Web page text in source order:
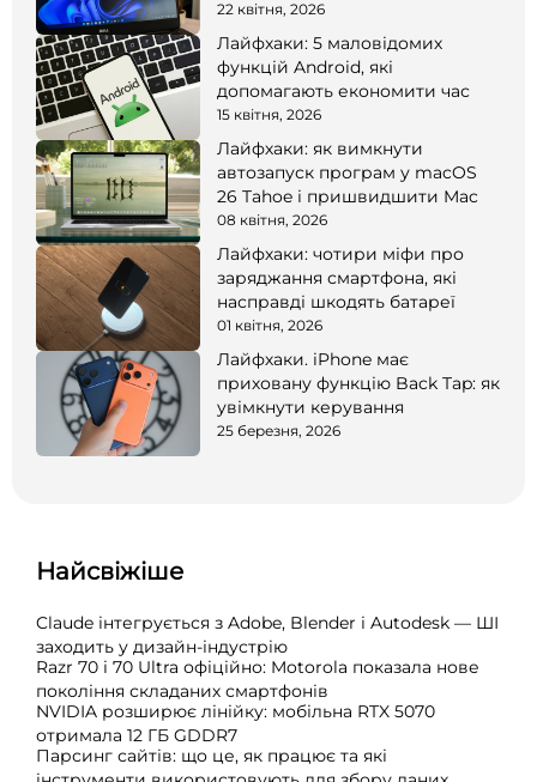
22 квітня, 2026
Лайфхаки: 5 маловідомих
функцій Android, які
допомагають економити час
15 квітня, 2026
Лайфхаки: як вимкнути
автозапуск програм у macOS
26 Tahoe і пришвидшити Mac
08 квітня, 2026
Лайфхаки: чотири міфи про
заряджання смартфона, які
насправді шкодять батареї
01 квітня, 2026
Лайфхаки. iPhone має
приховану функцію Back Tap: як
увімкнути керування
25 березня, 2026
Найсвіжіше
Claude інтегрується з Adobe, Blender і Autodesk — ШІ
заходить у дизайн-індустрію
Razr 70 і 70 Ultra офіційно: Motorola показала нове
покоління складаних смартфонів
NVIDIA розширює лінійку: мобільна RTX 5070
отримала 12 ГБ GDDR7
Парсинг сайтів: що це, як працює та які